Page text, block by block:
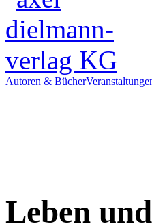
Autoren & Bücher
Leben